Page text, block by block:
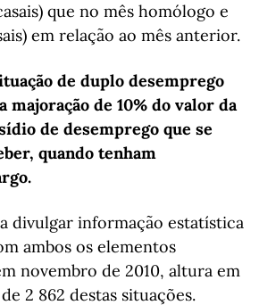
que no mês homólogo e
em relação ao mês anterior.
de duplo desemprego
de 10% do valor da
de desemprego que se
quando tenham
divulgar informação estatística
ambos os elementos
novembro de 2010, altura em
2 862 destas situações.